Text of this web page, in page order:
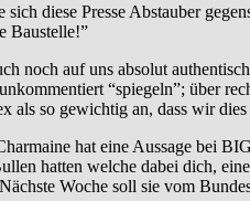
Presse Abstauber
Baustelle!”
noch auf uns absolut
“spiegeln”; über
als so gewichtig an, dass wir
hat eine Aussage bei
hatten welche dabei dich,
Woche soll sie vom